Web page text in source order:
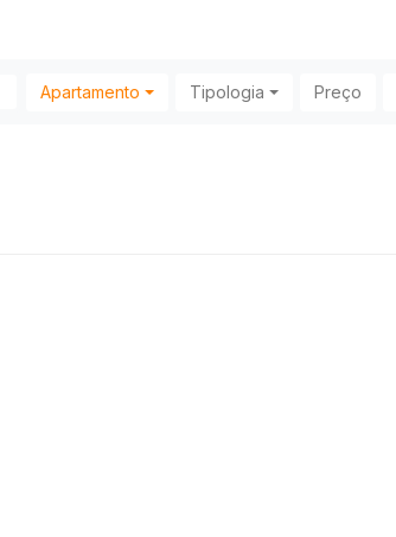
Apartamento Tipologia Preço